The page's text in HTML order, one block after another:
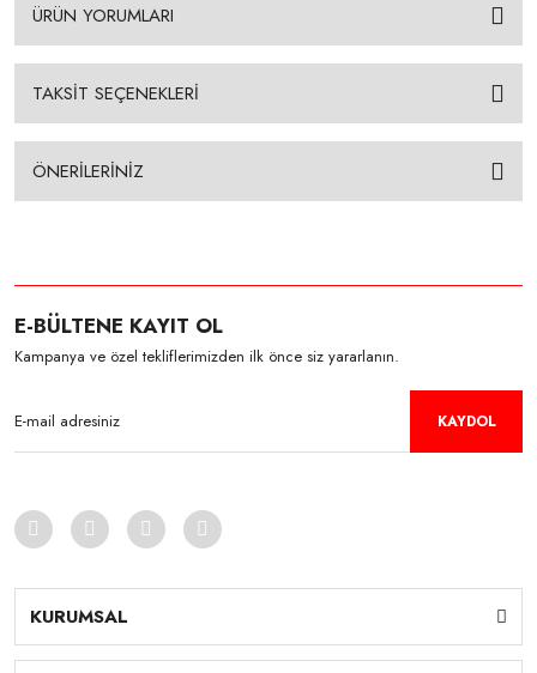
ÜRÜN YORUMLARI
TAKSİT SEÇENEKLERİ
ÖNERİLERİNİZ
E-BÜLTENE KAYIT OL
Kampanya ve özel tekliflerimizden ilk önce siz yararlanın.
KAYDOL
KURUMSAL